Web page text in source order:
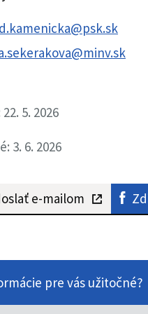
5. 2026
3. 6. 2026
e-mailom
pre vás užitočné?